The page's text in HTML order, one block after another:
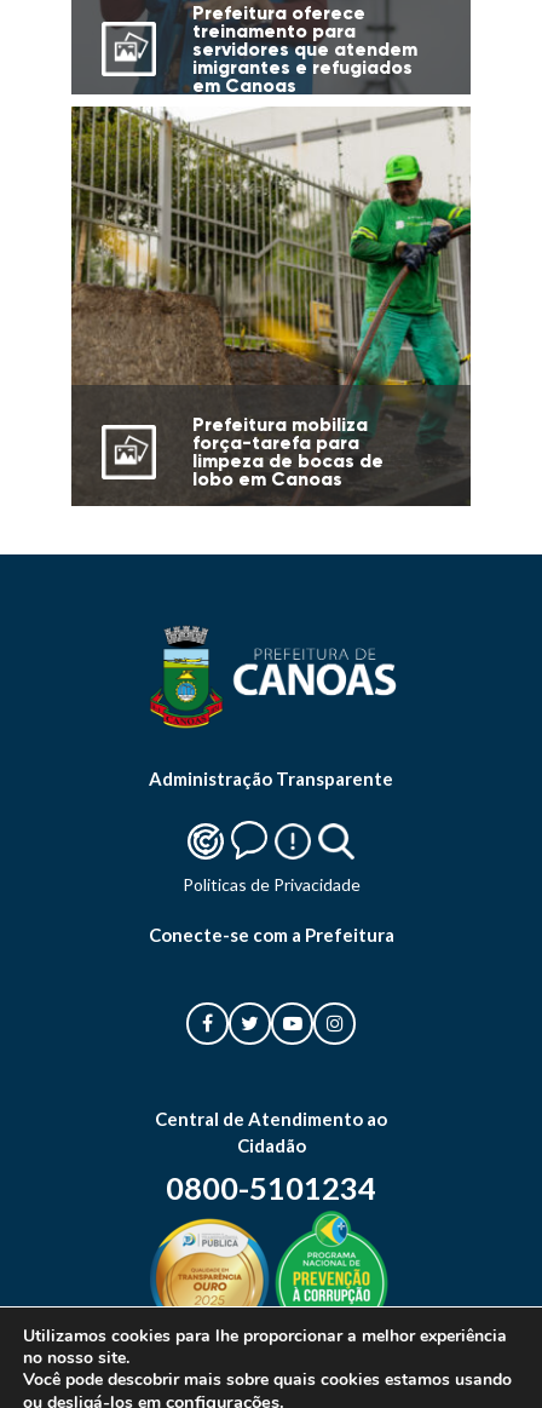
Prefeitura oferece
treinamento para
servidores que atendem
imigrantes e refugiados
em Canoas
Prefeitura mobiliza
força-tarefa para
limpeza de bocas de
lobo em Canoas
Administração Transparente
Politicas de Privacidade
Conecte-se com a Prefeitura
Central de Atendimento ao
Cidadão
0800-5101234
Utilizamos cookies para lhe proporcionar a melhor experiência
no nosso site.
Você pode descobrir mais sobre quais cookies estamos usando
ou desligá-los em configurações.